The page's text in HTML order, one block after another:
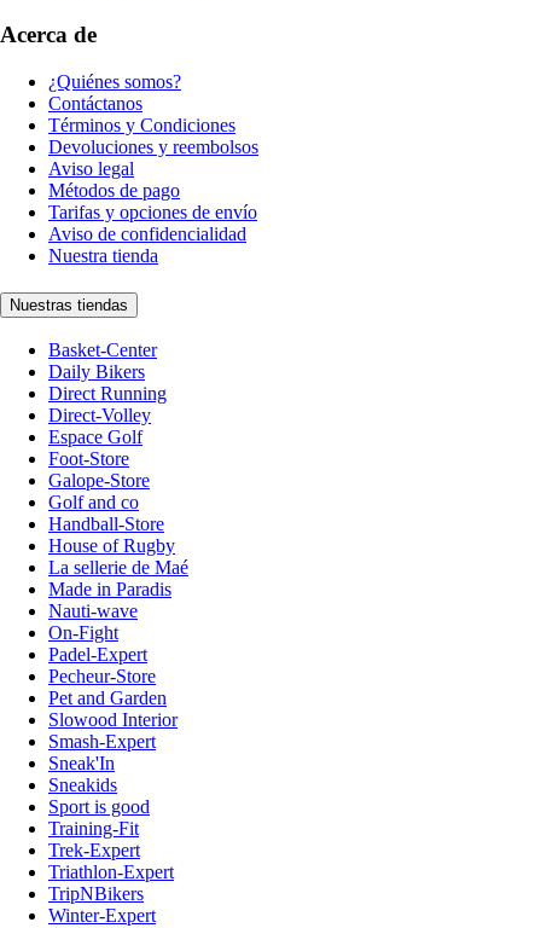
Acerca de
¿Quiénes somos?
Contáctanos
Términos y Condiciones
Devoluciones y reembolsos
Aviso legal
Métodos de pago
Tarifas y opciones de envío
Aviso de confidencialidad
Nuestra tienda
Nuestras tiendas
Basket-Center
Daily Bikers
Direct Running
Direct-Volley
Espace Golf
Foot-Store
Galope-Store
Golf and co
Handball-Store
House of Rugby
La sellerie de Maé
Made in Paradis
Nauti-wave
On-Fight
Padel-Expert
Pecheur-Store
Pet and Garden
Slowood Interior
Smash-Expert
Sneak'In
Sneakids
Sport is good
Training-Fit
Trek-Expert
Triathlon-Expert
TripNBikers
Winter-Expert